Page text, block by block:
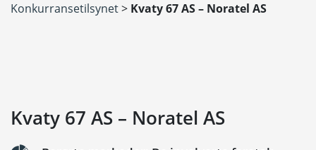
Konkurransetilsynet> Kvaty 67 AS – Noratel AS
Kvaty 67 AS – Noratel AS